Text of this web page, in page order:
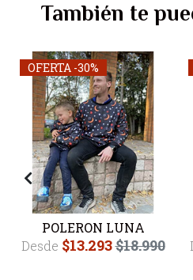
También te
OFERTA -30%
POLERON LUNA
Desde $13.293$18.990